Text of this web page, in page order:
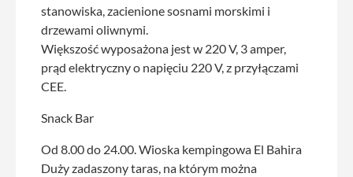
stanowiska, zacienione sosnami morskimi i
drzewami oliwnymi.
Większość wyposażona jest w 220 V, 3 amper,
prąd elektryczny o napięciu 220 V, z przyłączami
CEE.
Snack Bar
Od 8.00 do 24.00. Wioska kempingowa El Bahira
Duży zadaszony taras, na którym można